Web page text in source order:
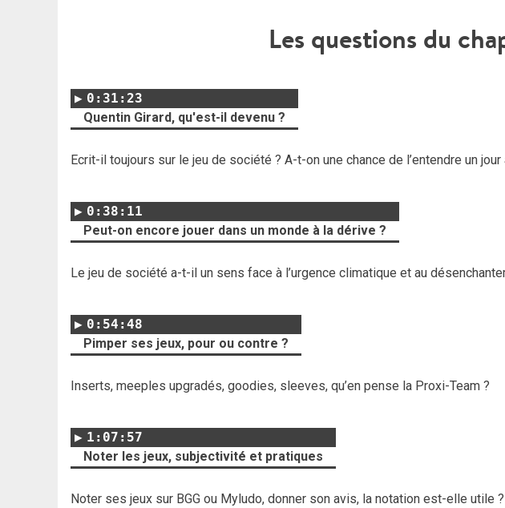
Les questions du
0:31:23
Quentin Girard, qu'est-il devenu ?
Ecrit-il toujours sur le jeu de société ? A-t-on une chance de l’entendre un jour
0:38:11
Peut-on encore jouer dans un monde à la dérive ?
Le jeu de société a-t-il un sens face à l’urgence climatique et au
0:54:48
Pimper ses jeux, pour ou contre ?
Inserts, meeples upgradés, goodies, sleeves, qu’en pense la Proxi-Team ?
1:07:57
Noter les jeux, subjectivité et pratiques
Noter ses jeux sur BGG ou Myludo, donner son avis, la notation est-elle utile ?